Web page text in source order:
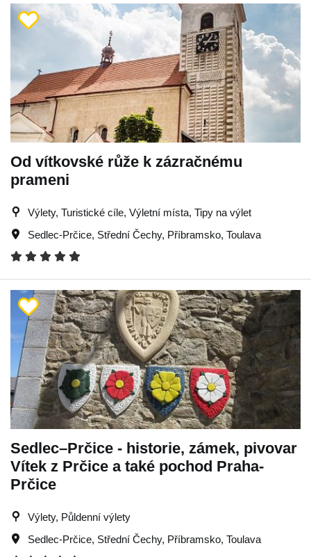
Od vítkovské růže k zázračnému
prameni
Výlety, Turistické cíle, Výletní místa, Tipy na výlet
Sedlec-Prčice, Střední Čechy, Příbramsko, Toulava
Sedlec–Prčice - historie, zámek, pivovar
Vítek z Prčice a také pochod Praha-
Prčice
Výlety, Půldenní výlety
Sedlec-Prčice, Střední Čechy, Příbramsko, Toulava